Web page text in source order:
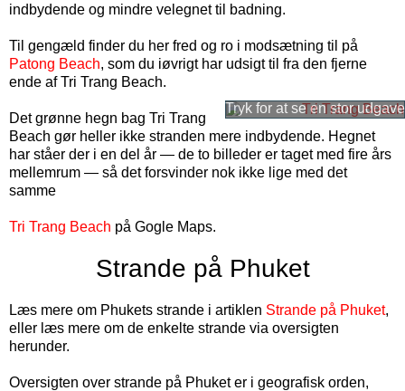
indbydende og mindre velegnet til badning.
Til gengæld finder du her fred og ro i modsætning til på
Patong Beach, som du iøvrigt har udsigt til fra den fjerne
ende af Tri Trang Beach.
Det grønne hegn bag Tri Trang
Beach gør heller ikke stranden mere indbydende. Hegnet
har ståer der i en del år — de to billeder er taget med fire års
mellemrum — så det forsvinder nok ikke lige med det
samme
Tri Trang Beach på Gogle Maps.
Strande på Phuket
Læs mere om Phukets strande i artiklen Strande på Phuket,
eller læs mere om de enkelte strande via oversigten
herunder.
Oversigten over strande på Phuket er i geografisk orden,